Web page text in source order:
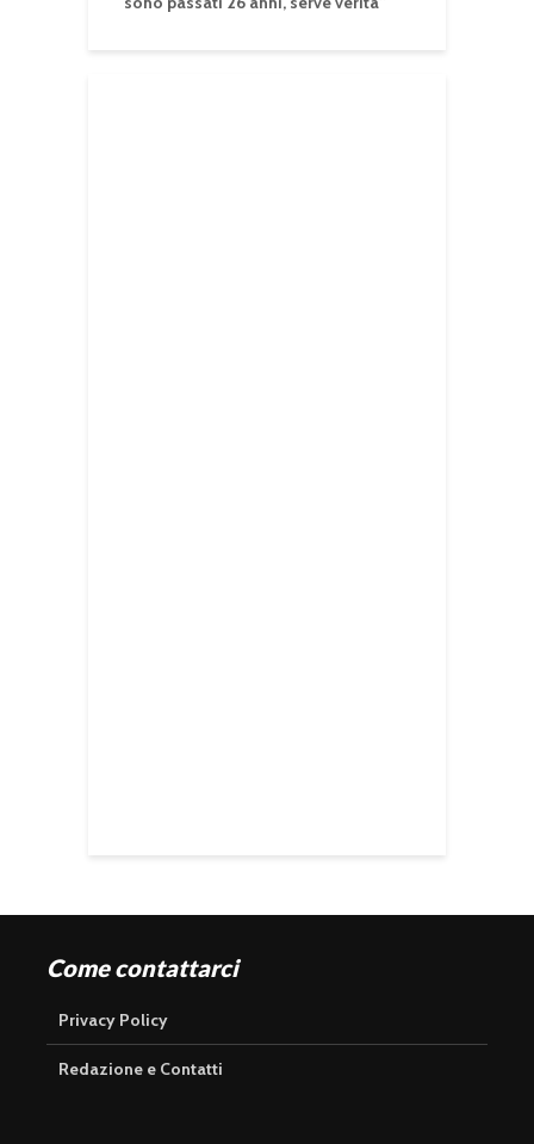
Come contattarci
Privacy Policy
Redazione e Contatti